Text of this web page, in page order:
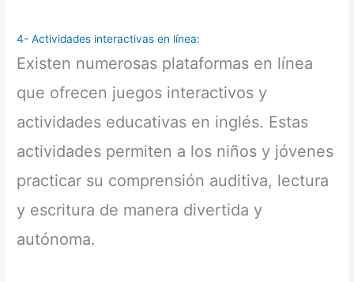
4- Actividades interactivas en línea:
Existen numerosas plataformas en línea
que ofrecen juegos interactivos y
actividades educativas en inglés. Estas
actividades permiten a los niños y jóvenes
practicar su comprensión auditiva, lectura
y escritura de manera divertida y
autónoma.